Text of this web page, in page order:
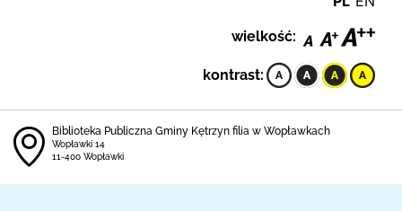
wielkość:
kontrast:
Biblioteka Publiczna Gminy Kętrzyn filia w Wopławkach
Wopławki 14
11-400 Wopławki